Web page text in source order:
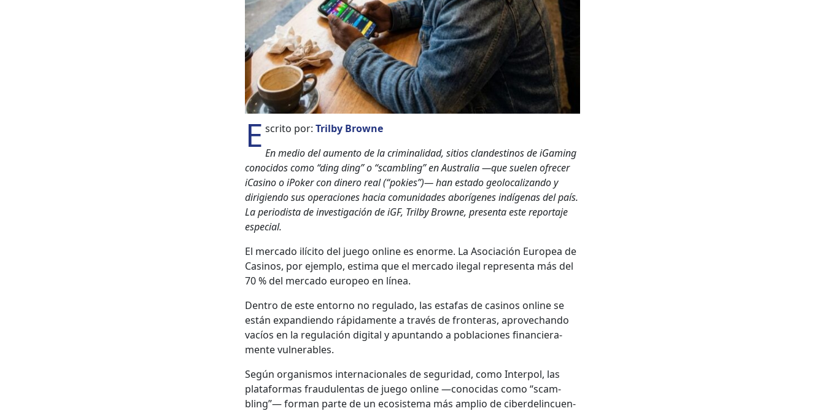
E scrito por: Tril­by Browne
En medio del aumen­to de la crim­i­nal­i­dad, sitios clan­des­ti­nos de iGam­ing
cono­ci­dos como “ding ding” o “scam­bling” en Aus­tralia —que sue­len ofre­cer
iCas­i­no o iPok­er con dinero real (“pok­ies”)— han esta­do geolo­cal­izan­do y
dirigien­do sus opera­ciones hacia comu­nidades aborí­genes indí­ge­nas del país.
La peri­odista de inves­ti­gación de iGF, Tril­by Browne, pre­sen­ta este repor­ta­je
espe­cial.
El mer­ca­do ilíc­i­to del juego online es enorme. La Aso­ciación Euro­pea de
Casi­nos, por ejem­p­lo, esti­ma que el mer­ca­do ile­gal rep­re­sen­ta más del
70 % del mer­ca­do europeo en línea.
Den­tro de este entorno no reg­u­la­do, las estafas de casi­nos online se
están expan­di­en­do ráp­i­da­mente a través de fron­teras, aprovechan­do
vacíos en la reg­u­lación dig­i­tal y apun­tan­do a pobla­ciones financiera­
mente vul­ner­a­bles.
Según organ­is­mos inter­na­cionales de seguri­dad, como Inter­pol, las
platafor­mas fraud­u­len­tas de juego online —cono­ci­das como “scam­
bling”— for­man parte de un eco­sis­tema más amplio de ciberdelin­cuen­